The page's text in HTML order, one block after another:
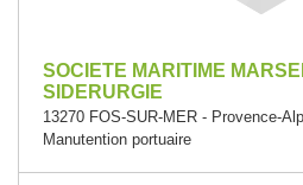
SOCIETE MARITIME
SIDERURGIE
13270 FOS-SUR-MER - Provence-
Manutention portuaire